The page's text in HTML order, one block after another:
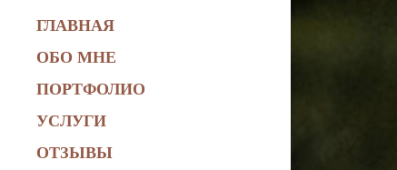
ГЛАВНАЯ
ОБО МНЕ
ПОРТФОЛИО
УСЛУГИ
ОТЗЫВЫ